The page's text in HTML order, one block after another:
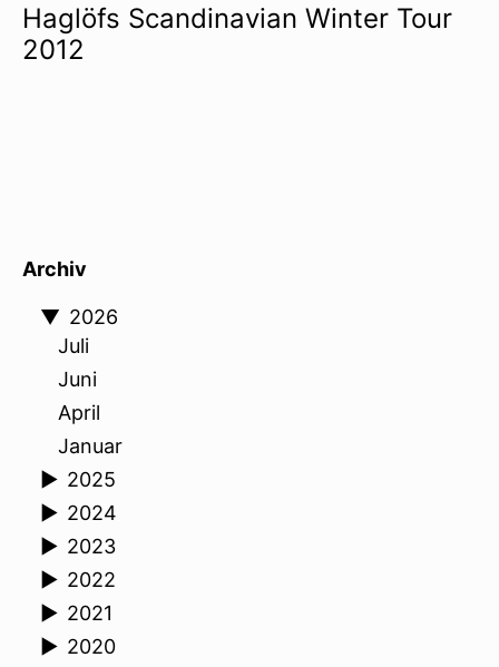
Haglöfs Scandinavian Winter Tour
2012
Archiv
▼ 2026
Juli
Juni
April
Januar
► 2025
► 2024
► 2023
► 2022
► 2021
► 2020